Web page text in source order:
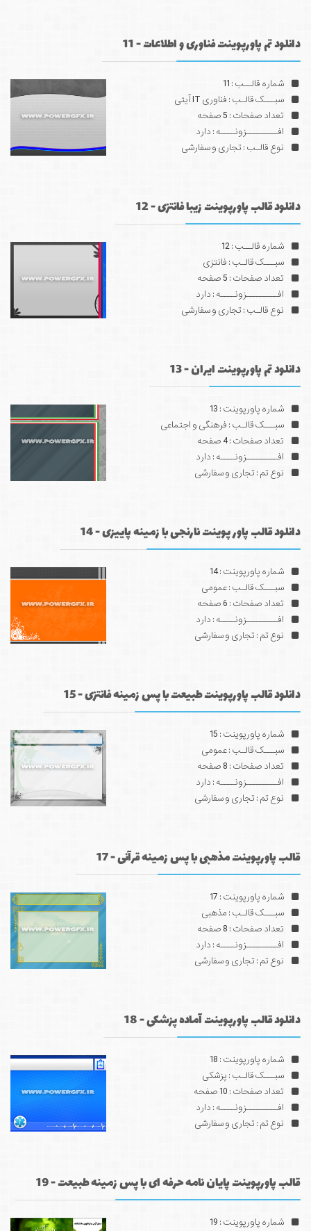
دانلود تم پاورپوینت فناوری و اطلاعات - 11
شماره قالــب : 11
سبـــک قالـب : فناوری IT آیتی
تعداد صفحات : 5 صفحه
افـــــــــزونــــه : دارد
نوع قالـب : تجاری و سفارشی
دانلود قالب پاورپوینت زیبا فانتزی - 12
شماره قالــب : 12
سبـــک قالـب : فانتزی
تعداد صفحات : 5 صفحه
افـــــــــزونــــه : دارد
نوع قالـب : تجاری و سفارشی
دانلود تم پاورپوینت ایران - 13
شماره پاورپوینت : 13
سبـــک قالـب : فرهنگی و اجتماعی
تعداد صفحات : 4 صفحه
افـــــــــزونــــه : دارد
نوع تم : تجاری و سفارشی
دانلود قالب پاور پوینت نارنجی با زمینه پاییزی - 14
شماره پاورپوینت : 14
سبـــک قالـب : عمومی
تعداد صفحات : 6 صفحه
افـــــــــزونــــه : دارد
نوع تم : تجاری و سفارشی
دانلود قالب پاورپوینت طبیعت با پس زمینه فانتزی - 15
شماره پاورپوینت : 15
سبـــک قالـب : عمومی
تعداد صفحات : 8 صفحه
افـــــــــزونــــه : دارد
نوع تم : تجاری و سفارشی
قالب پاورپوینت مذهبی با پس زمینه قرآنی - 17
شماره پاورپوینت : 17
سبـــک قالـب : مذهبی
تعداد صفحات : 8 صفحه
افـــــــــزونــــه : دارد
نوع تم : تجاری و سفارشی
دانلود قالب پاورپوینت آماده پزشکی - 18
شماره پاورپوینت : 18
سبـــک قالـب : پزشکی
تعداد صفحات : 10 صفحه
افـــــــــزونــــه : دارد
نوع تم : تجاری و سفارشی
قالب پاورپوینت پایان نامه حرفه ای با پس زمینه طبیعت - 19
شماره پاورپوینت : 19